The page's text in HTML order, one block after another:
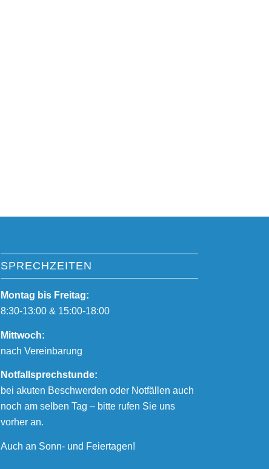
SPRECHZEITEN
Montag bis Freitag:
8:30-13:00 & 15:00-18:00
Mittwoch:
nach Vereinbarung
Notfallsprechstunde:
bei akuten Beschwerden oder Notfällen auch
noch am selben Tag – bitte rufen Sie uns
vorher an.
Auch an Sonn- und Feiertagen!